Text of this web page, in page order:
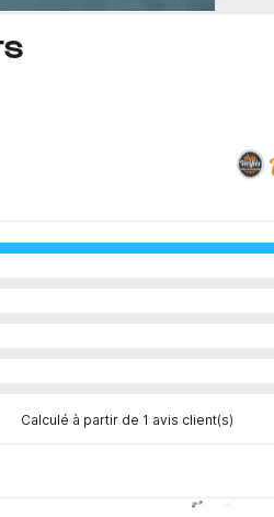
Calculé à partir de 1 avis client(s)